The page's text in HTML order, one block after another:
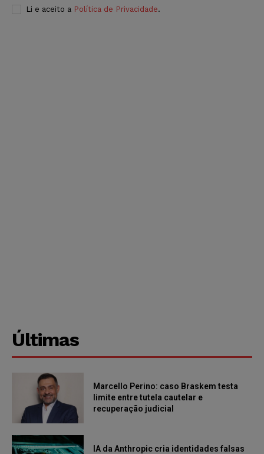
Li e aceito a Política de Privacidade.
Últimas
Marcello Perino: caso Braskem testa
limite entre tutela cautelar e
recuperação judicial
IA da Anthropic cria identidades falsas